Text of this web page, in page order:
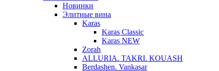
Новинки
Элитные вина
Karas
Karas Classic
Karas NEW
Zorah
ALLURIA. TAKRI. KOUASH
Berdashen. Vankasar